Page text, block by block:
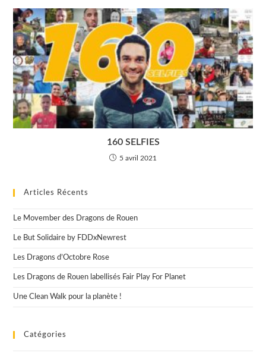
160 SELFIES
5 avril 2021
Articles Récents
Le Movember des Dragons de Rouen
Le But Solidaire by FDDxNewrest
Les Dragons d’Octobre Rose
Les Dragons de Rouen labellisés Fair Play For Planet
Une Clean Walk pour la planète !
Catégories